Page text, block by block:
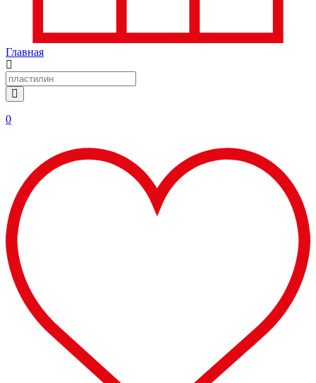
Главная
0